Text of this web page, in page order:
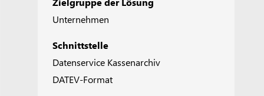
Unternehmen
Schnittstelle
Datenservice Kassenarchiv
DATEV-Format